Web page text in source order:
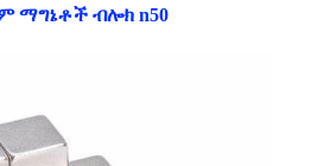
ማግኔቶች ብሎክ n50